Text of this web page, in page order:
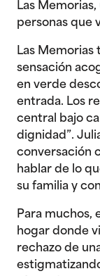
Las
personas que
Las
sensación
en verde
entrada. Los
central bajo
dignidad”.
conversación
hablar de lo
su familia y
Para muchos,
hogar donde
rechazo de